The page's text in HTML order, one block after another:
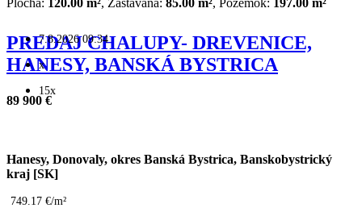
7.8.2026 09:34
x
15x
PREDAJ CHALUPY- DREVENICE,
HANESY, BANSKÁ BYSTRICA
89 900 €
Hanesy, Donovaly, okres Banská Bystrica, Banskobystrický
kraj [SK]
749.17 €/m²